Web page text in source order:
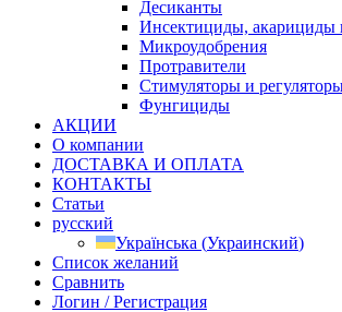
Десиканты
Инсектициды, акарициды
Микроудобрения
Протравители
Стимуляторы и
Фунгициды
АКЦИИ
О компании
ДОСТАВКА И ОПЛАТА
КОНТАКТЫ
Статьи
русский
Українська (Украинский)
Список желаний
Сравнить
Логин / Регистрация